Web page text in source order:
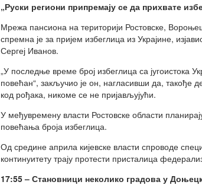
„Руски региони припремају се да прихвате
Мрежа пансиона на територији Ростовске,
спремна је за пријем избеглица из Украјине,
Сергеј Иванов.
„У последње време број избеглица са југоистока
повећан“, закључио је он, нагласивши да, такође
код рођака, никоме се не пријављујући.
У међувремену власти Ростовске области
повећања броја избеглица.
Од средине априла кијевске власти спроводе
континуитету трају протести присталица
17:55 – Становници неколико градова у